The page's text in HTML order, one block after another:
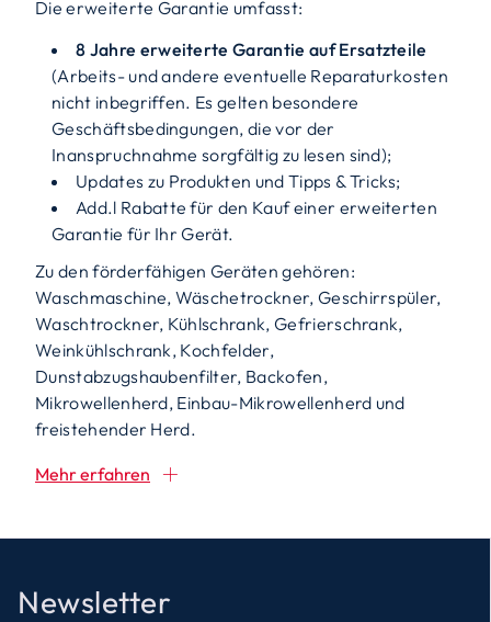
Die erweiterte Garantie umfasst:
8 Jahre erweiterte Garantie auf Ersatzteile
(Arbeits- und andere eventuelle Reparaturkosten
nicht inbegriffen. Es gelten besondere
Geschäftsbedingungen, die vor der
Inanspruchnahme sorgfältig zu lesen sind);
Updates zu Produkten und Tipps & Tricks;
Add.l Rabatte für den Kauf einer erweiterten
Garantie für Ihr Gerät.
Zu den förderfähigen Geräten gehören:
Waschmaschine, Wäschetrockner, Geschirrspüler,
Waschtrockner, Kühlschrank, Gefrierschrank,
Weinkühlschrank, Kochfelder,
Dunstabzugshaubenfilter, Backofen,
Mikrowellenherd, Einbau-Mikrowellenherd und
freistehender Herd.
Mehr erfahren
Newsletter